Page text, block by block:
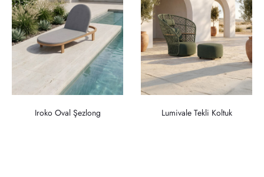
Iroko Oval Şezlong Lumivale Tekli Koltuk